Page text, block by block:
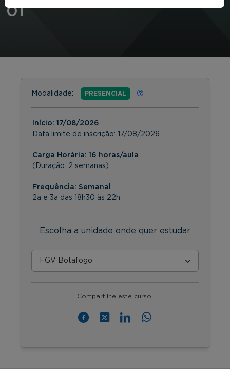
01
Modalidade: PRESENCIAL
Início: 17/08/2026
Data limite de inscrição: 17/08/2026
Carga Horária: 16 horas/aula
(Duração: 2 semanas)
Frequência: Semanal
2a e 3a das 18h30 às 22h
Escolha a unidade onde quer estudar
Compartilhe este curso: